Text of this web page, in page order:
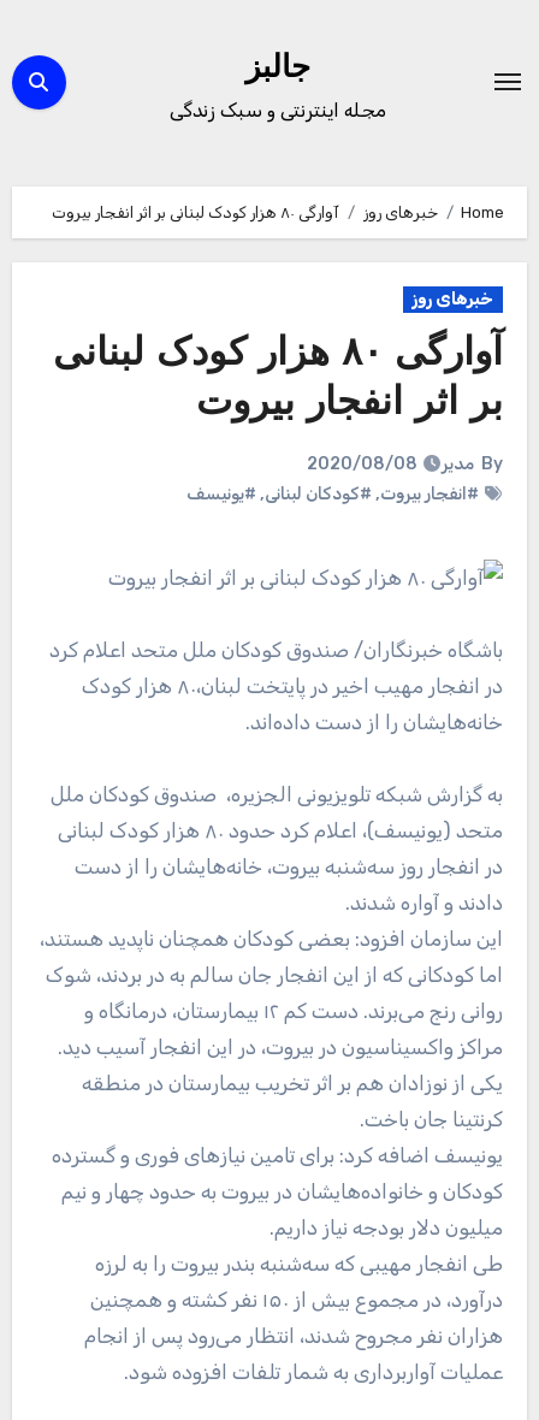
content
جالبز
مجله اینترنتی و سبک زندگی
Home خبرهای روز آوارگی ۸۰ هزار کودک لبنانی بر اثر انفجار بیروت
خبرهای روز
آوارگی ۸۰ هزار کودک لبنانی
بر اثر انفجار بیروت
By مدیر
2020/08/08
#انفجار بیروت, #کودکان لبنانی, #یونیسف
باشگاه خبرنگاران/ صندوق کودکان ملل متحد اعلام کرد
در انفجار مهیب اخیر در پایتخت لبنان،۸۰ هزار کودک
خانه‌هایشان را از دست داده‌اند.
به گزارش شبکه تلویزیونی الجزیره، صندوق کودکان ملل
متحد (یونیسف)، اعلام کرد حدود ۸۰ هزار کودک لبنانی
در انفجار روز سه‌شنبه بیروت، خانه‌هایشان را از دست
دادند و آواره شدند.
این سازمان افزود: بعضی کودکان همچنان ناپدید هستند،
اما کودکانی که از این انفجار جان سالم به در بردند، شوک
روانی رنج می‌برند. دست کم ۱۲ بیمارستان، درمانگاه و
مراکز واکسیناسیون در بیروت، در این انفجار آسیب دید.
یکی از نوزادان هم بر اثر تخریب بیمارستان در منطقه
کرنتینا جان باخت.
یونیسف اضافه کرد: برای تامین نیاز‌های فوری و گسترده
کودکان و خانواده‌هایشان در بیروت به حدود چهار و نیم
میلیون دلار بودجه نیاز داریم.
طی انفجار مهیبی که سه‌شنبه بندر بیروت را به لرزه
درآورد، در مجموع بیش از ۱۵۰ نفر کشته و همچنین
هزاران نفر مجروح شدند، انتظار می‌رود پس از انجام
عملیات آواربرداری به شمار تلفات افزوده شود.